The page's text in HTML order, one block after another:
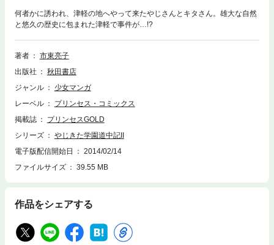
何者かに誘われ、津軽の地へやって来たやじさんとキタさん。雄大な自然
と悠久の歴史に包まれた津軽で事件が…!?
著者
市東亮子
出版社
秋田書店
ジャンル
少女マンガ
レーベル
プリンセス・コミックス
掲載誌
プリンセスGOLD
シリーズ
やじきた学園道中記II
電子版配信開始日
2014/02/14
ファイルサイズ
39.55 MB
作品をシェアする